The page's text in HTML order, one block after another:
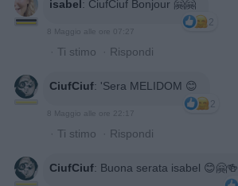
isabel: CiufCiuf Bonjour 🤗🤗
2
8 Maggio alle ore 07:27
· Ti stimo · Rispondi
CiufCiuf: 'Sera MELIDOM 😊
2
8 Maggio alle ore 22:17
· Ti stimo · Rispondi
CiufCiuf: Buona serata isabel 😊🤗🍻